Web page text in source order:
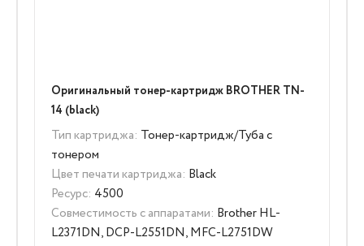
Оригинальный тонер-картридж BROTHER TN-
14 (black)
Тип картриджа: Тонер-картридж/Туба с
тонером
Цвет печати картриджа: Black
Ресурс: 4500
Совместимость с аппаратами: Brother HL-
L2371DN, DCP-L2551DN, MFC-L2751DW